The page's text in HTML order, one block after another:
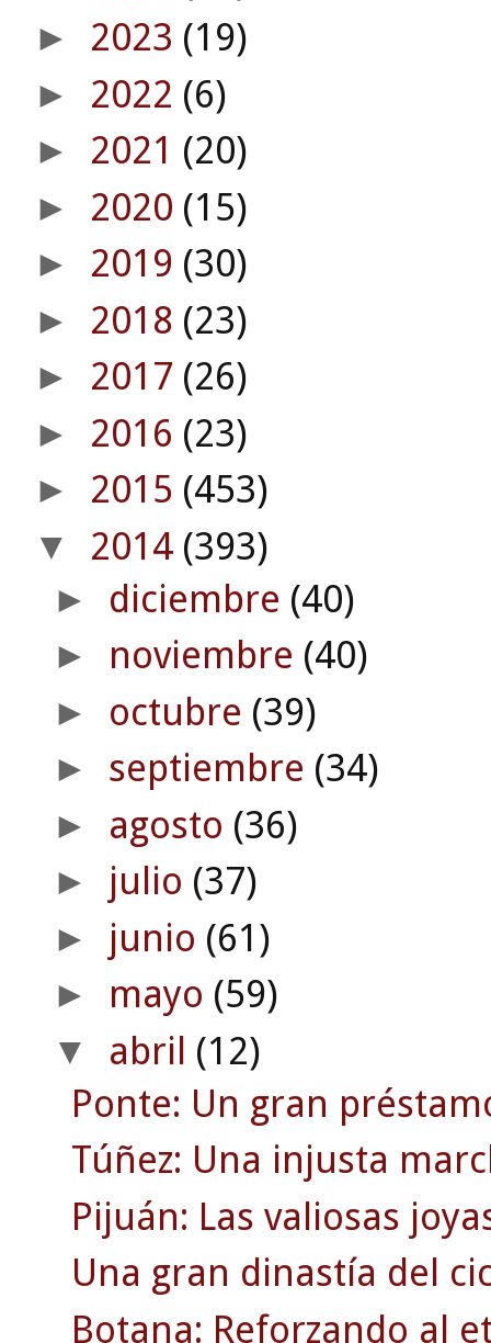
► 2023 (19)
► 2022 (6)
► 2021 (20)
► 2020 (15)
► 2019 (30)
► 2018 (23)
► 2017 (26)
► 2016 (23)
► 2015 (453)
▼ 2014 (393)
► diciembre (40)
► noviembre (40)
► octubre (39)
► septiembre (34)
► agosto (36)
► julio (37)
► junio (61)
► mayo (59)
▼ abril (12)
Ponte: Un gran
Túñez: Una injusta
Pijuán: Las valiosas
Una gran dinastía del
Botana: Reforzando al